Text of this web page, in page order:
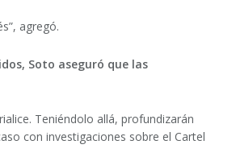
agregó.
Soto aseguró que las
Teniéndolo allá, profundizarán
con investigaciones sobre el Cartel